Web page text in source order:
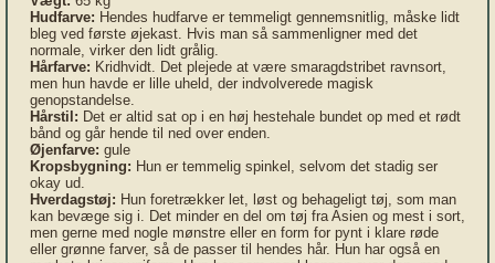
Hudfarve: Hendes hudfarve er temmeligt gennemsnitlig, måske lidt
bleg ved første øjekast. Hvis man så sammenligner med det
normale, virker den lidt grålig.
Hårfarve: Kridhvidt. Det plejede at være smaragdstribet ravnsort,
men hun havde er lille uheld, der indvolverede magisk
genopstandelse.
Hårstil: Det er altid sat op i en høj hestehale bundet op med et rødt
bånd og går hende til ned over enden.
Øjenfarve: gule
Kropsbygning: Hun er temmelig spinkel, selvom det stadig ser
okay ud.
Hverdagstøj: Hun foretrækker let, løst og behageligt tøj, som man
kan bevæge sig i. Det minder en del om tøj fra Asien og mest i sort,
men gerne med nogle mønstre eller en form for pynt i klare røde
eller grønne farver, så de passer til hendes hår. Hun har også en